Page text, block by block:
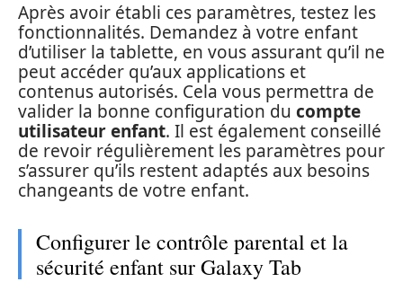
Après avoir établi ces paramètres, testez les
fonctionnalités. Demandez à votre enfant
d’utiliser la tablette, en vous assurant qu’il ne
peut accéder qu’aux applications et
contenus autorisés. Cela vous permettra de
valider la bonne configuration du compte
utilisateur enfant. Il est également conseillé
de revoir régulièrement les paramètres pour
s’assurer qu’ils restent adaptés aux besoins
changeants de votre enfant.
Configurer le contrôle parental et la
sécurité enfant sur Galaxy Tab